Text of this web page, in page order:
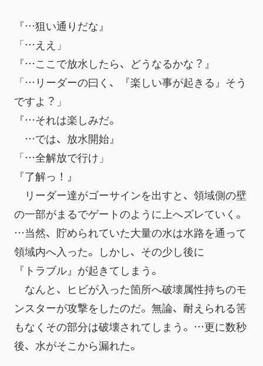
『…狙い通りだな』
「…ええ」
『…ここで放水したら、どうなるかな？』
「…リーダーの曰く、『楽しい事が起きる』そう
ですよ？」
『…それは楽しみだ。
…では、放水開始』
「…全解放で行け」
『了解っ！』
リーダー達がゴーサインを出すと、領域側の壁
の一部がまるでゲートのように上へズレていく。
…当然、貯められていた大量の水は水路を通って
領域内へ入った。しかし、その少し後に
『トラブル』が起きてしまう。
なんと、ヒビが入った箇所へ破壊属性持ちのモ
ンスターが攻撃をしたのだ。無論、耐えられる筈
もなくその部分は破壊されてしまう。…更に数秒
後、水がそこから漏れた。